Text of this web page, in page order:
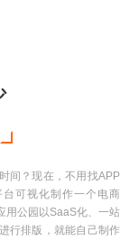
间？现在，不用找APP
可视化制作一个电商
用公园以SaaS化、一站
行排版，就能自己制作